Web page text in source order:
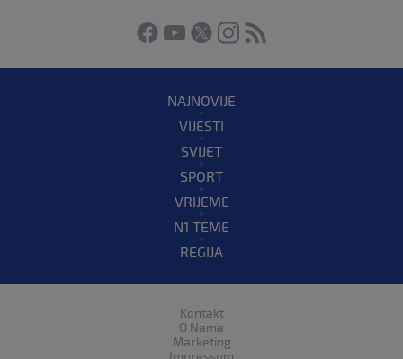
NAJNOVIJE
VIJESTI
SVIJET
SPORT
VRIJEME
N1 TEME
REGIJA
Kontakt
O Nama
Marketing